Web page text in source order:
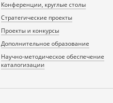
Конференции, круглые столы
Стратегические проекты
Проекты и конкурсы
Дополнительное образование
Научно-методическое обеспечение
каталогизации